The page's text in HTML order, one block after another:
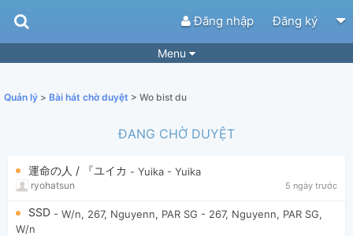
Đăng nhập Đăng ký
Menu
Tìm theo hợp âm
Quản lý > Bài hát chờ duyệt > Wo bist du
ĐANG CHỜ DUYỆT
運命の人 / 『ユイカ - Yuika - Yuika
ryohatsun 5 ngày trước
SSD - W/n, 267, Nguyenn, PAR SG - 267, Nguyenn, PAR SG,
W/n